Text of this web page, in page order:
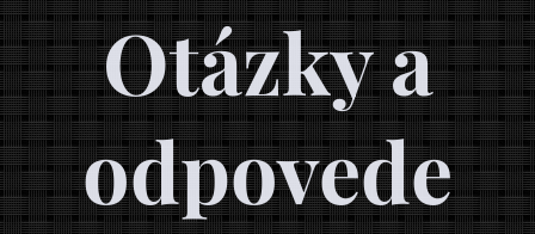
Otázky a
odpovede